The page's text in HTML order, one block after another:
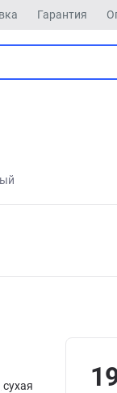
Гарантия
сухая